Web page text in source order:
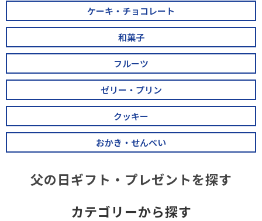
ケーキ・チョコレート
和菓子
フルーツ
ゼリー・プリン
クッキー
おかき・せんべい
父の日ギフト・プレゼントを探す
カテゴリーから探す